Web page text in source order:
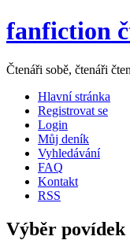
fanfiction
Čtenáři sobě, čtenáři
Hlavní stránka
Registrovat se
Login
Můj deník
Vyhledávání
FAQ
Kontakt
RSS
Výběr povídek